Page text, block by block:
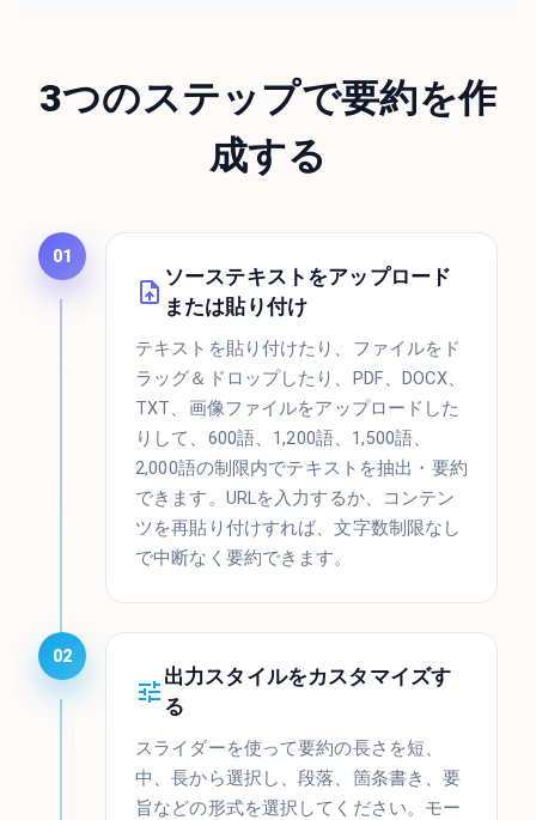
3つのステップで要約を作
成する
01
ソーステキストをアップロード
または貼り付け
テキストを貼り付けたり、ファイルをド
ラッグ＆ドロップしたり、PDF、DOCX、
TXT、画像ファイルをアップロードした
りして、600語、1,200語、1,500語、
2,000語の制限内でテキストを抽出・要約
できます。URLを入力するか、コンテン
ツを再貼り付けすれば、文字数制限なし
で中断なく要約できます。
02
出力スタイルをカスタマイズす
る
スライダーを使って要約の長さを短、
中、長から選択し、段落、箇条書き、要
旨などの形式を選択してください。モー